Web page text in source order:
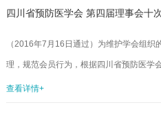
四川省预防医学会 第四届理事会十
团体（单位）会员资格的决议
（2016年7月16日通过）为维护学会组
理，规范会员行为，根据四川省预防医学
理办法》第三章第九条、第四章第十条相
查看详情+